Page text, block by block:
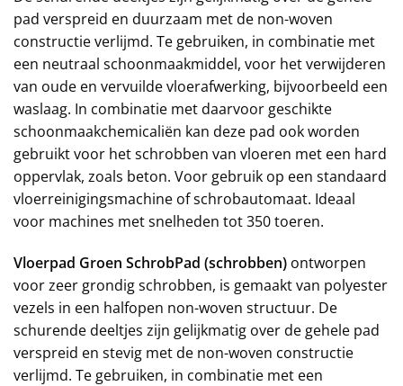
pad verspreid en duurzaam met de non-woven
constructie verlijmd. Te gebruiken, in combinatie met
een neutraal schoonmaakmiddel, voor het verwijderen
van oude en vervuilde vloerafwerking, bijvoorbeeld een
waslaag. In combinatie met daarvoor geschikte
schoonmaakchemicaliën kan deze pad ook worden
gebruikt voor het schrobben van vloeren met een hard
oppervlak, zoals beton. Voor gebruik op een standaard
vloerreinigingsmachine of schrobautomaat. Ideaal
voor machines met snelheden tot 350 toeren.
Vloerpad Groen SchrobPad (schrobben) ontworpen
voor zeer grondig schrobben, is gemaakt van polyester
vezels in een halfopen non-woven structuur. De
schurende deeltjes zijn gelijkmatig over de gehele pad
verspreid en stevig met de non-woven constructie
verlijmd. Te gebruiken, in combinatie met een